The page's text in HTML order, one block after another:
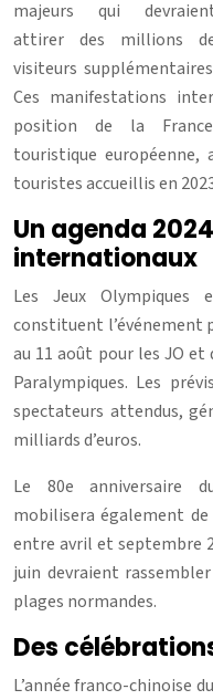
majeurs qui
attirer des millions
visiteurs
Ces manifestations
position de la
touristique européenne,
touristes accueillis en
Un agenda
internationaux
Les Jeux Olympiques
constituent l’événement
au 11 août pour les JO
Paralympiques. Les
spectateurs attendus,
milliards d’euros.
Le 80e anniversaire
mobilisera également
entre avril et septembre
juin devraient
plages normandes.
Des
L’année franco-chinoise